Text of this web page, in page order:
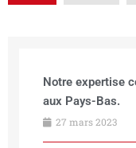
Notre expertise
aux Pays-Bas.
27 mars 2023